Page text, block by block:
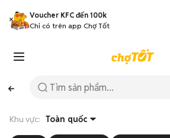
Voucher KFC đến 100k
Chỉ có trên app Chợ Tốt
Khu vực: Toàn quốc